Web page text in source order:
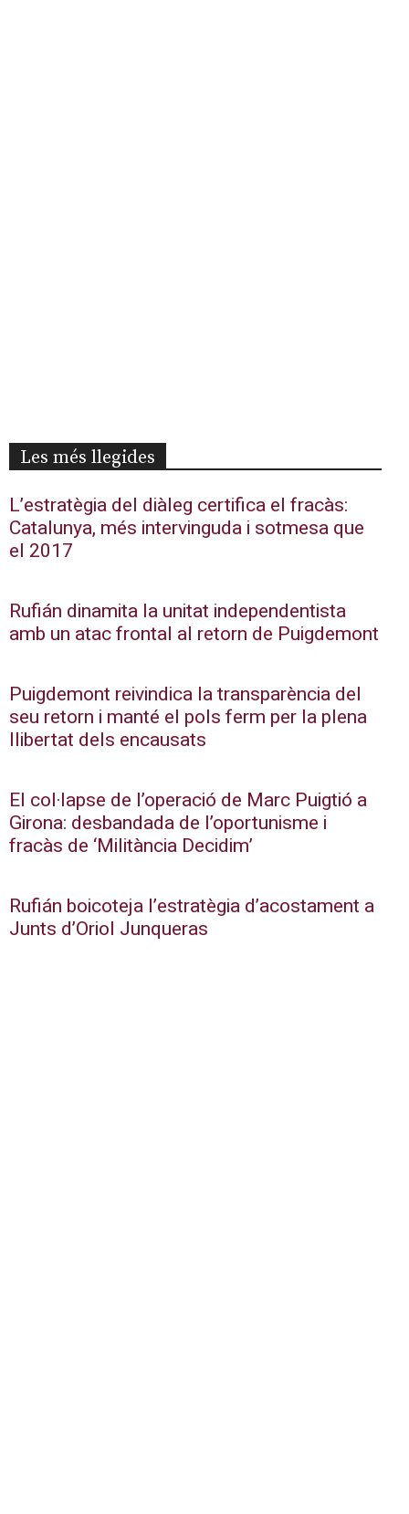
Les més llegides
L’estratègia del diàleg certifica el fracàs:
Catalunya, més intervinguda i sotmesa que
el 2017
Rufián dinamita la unitat independentista
amb un atac frontal al retorn de Puigdemont
Puigdemont reivindica la transparència del
seu retorn i manté el pols ferm per la plena
llibertat dels encausats
El col·lapse de l’operació de Marc Puigtió a
Girona: desbandada de l’oportunisme i
fracàs de ‘Militància Decidim’
Rufián boicoteja l’estratègia d’acostament a
Junts d’Oriol Junqueras